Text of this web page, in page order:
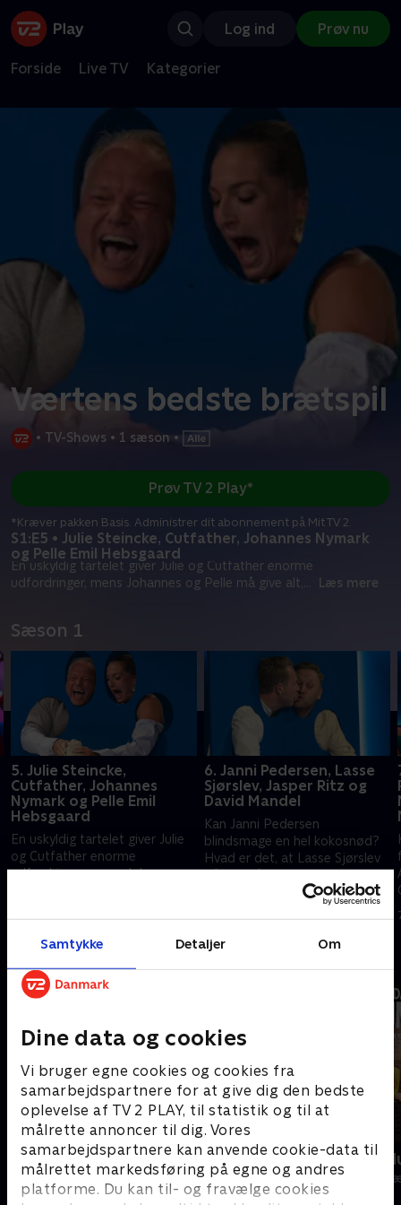
Samtykke Detaljer Om
Dine data og cookies
Vi bruger egne cookies og cookies fra
samarbejdspartnere for at give dig den bedste
oplevelse af TV 2 PLAY, til statistik og til at
målrette annoncer til dig. Vores
samarbejdspartnere kan anvende cookie-data til
målrettet markedsføring på egne og andres
platforme. Du kan til- og fravælge cookies
Log ind Prøv nu
Forside Live TV Kategorier
Værtens bedste brætspil
• TV-Shows • 1 sæson •
S1:E5 • Julie Steincke, Cutfather, Johannes Nymark
og Pelle Emil Hebsgaard
En uskyldig tartelet giver Julie og Cutfather enorme
udfordringer, mens Johannes og Pelle må give alt,
Læs mere
Prøv TV 2 Play*
*Kræver pakken Basis. Administrer dit abonnement på Mit TV 2.
Sæson 1
5. Julie Steincke,
Cutfather, Johannes
Nymark og Pelle Emil
Hebsgaard
En uskyldig tartelet giver Julie
og Cutfather enorme
udfordringer, mens Johannes
alle fire ejer.
6. Janni Pedersen, Lasse
Sjørslev, Jasper Ritz og
David Mandel
Kan Janni Pedersen
blindsmage en hel kokosnød?
Hvad er det, at Lasse Sjørslev
slår sig på hver morgen?
29. februar 2020 • 52 min
24 stjerners julikalender
TV-Shows • 1 sæsoner
Danmarks
TV-Shows • 1